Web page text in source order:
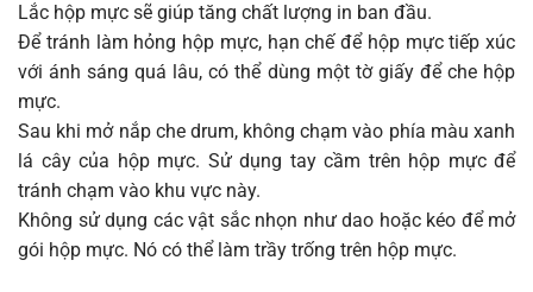
Lắc hộp mực sẽ giúp tăng chất lượng in ban đầu.
Để tránh làm hỏng hộp mực, hạn chế để hộp mực tiếp xúc
với ánh sáng quá lâu, có thể dùng một tờ giấy để che hộp
mực.
Sau khi mở nắp che drum, không chạm vào phía màu xanh
lá cây của hộp mực. Sử dụng tay cầm trên hộp mực để
tránh chạm vào khu vực này.
Không sử dụng các vật sắc nhọn như dao hoặc kéo để mở
gói hộp mực. Nó có thể làm trầy trống trên hộp mực.